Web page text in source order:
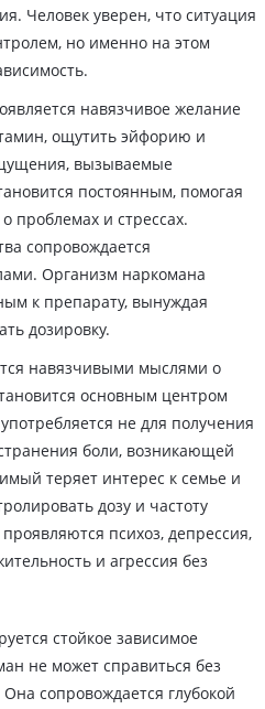
Человек уверен, что ситуация
но именно на этом
навязчивое желание
ощутить эйфорию и
вызываемые
постоянным, помогая
проблемах и стрессах.
сопровождается
Организм наркомана
к препарату, вынуждая
дозировку.
навязчивыми мыслями о
основным центром
не для получения
боли, возникающей
теряет интерес к семье и
дозу и частоту
психоз, депрессия,
и агрессия без
стойкое зависимое
не может справиться без
сопровождается глубокой